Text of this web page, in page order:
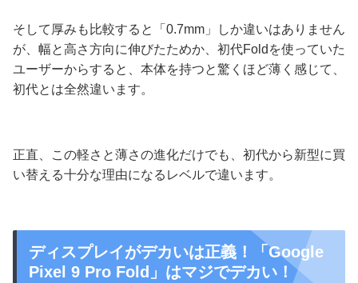
そして厚みも比較すると「0.7mm」しか違いはありません
が、幅と高さ方向に伸びたためか、初代Foldを使っていた
ユーザーからすると、本体を持つと驚くほど薄く感じて、
初代とは全然違います。
正直、この軽さと薄さの進化だけでも、初代から新型に買
い替える十分な理由になるレベルで違います。
ディスプレイがデカいは正義！「Google
Pixel 9 Pro Fold」はマジでデカい！